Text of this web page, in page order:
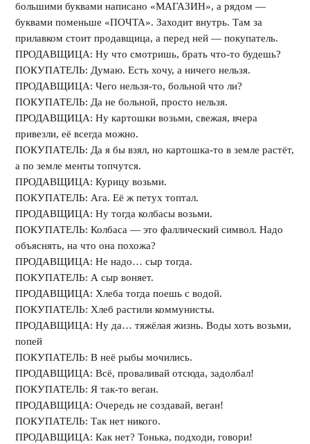
большими буквами написано «МАГАЗИН», а рядом —
буквами поменьше «ПОЧТА». Заходит внутрь. Там за
прилавком стоит продавщица, а перед ней — покупатель.
ПРОДАВЩИЦА: Ну что смотришь, брать что-то будешь?
ПОКУПАТЕЛЬ: Думаю. Есть хочу, а ничего нельзя.
ПРОДАВЩИЦА: Чего нельзя-то, больной что ли?
ПОКУПАТЕЛЬ: Да не больной, просто нельзя.
ПРОДАВЩИЦА: Ну картошки возьми, свежая, вчера
привезли, её всегда можно.
ПОКУПАТЕЛЬ: Да я бы взял, но картошка-то в земле растёт,
а по земле менты топчутся.
ПРОДАВЩИЦА: Курицу возьми.
ПОКУПАТЕЛЬ: Ага. Её ж петух топтал.
ПРОДАВЩИЦА: Ну тогда колбасы возьми.
ПОКУПАТЕЛЬ: Колбаса — это фаллический символ. Надо
объяснять, на что она похожа?
ПРОДАВЩИЦА: Не надо… сыр тогда.
ПОКУПАТЕЛЬ: А сыр воняет.
ПРОДАВЩИЦА: Хлеба тогда поешь с водой.
ПОКУПАТЕЛЬ: Хлеб растили коммунисты.
ПРОДАВЩИЦА: Ну да… тяжёлая жизнь. Воды хоть возьми,
попей
ПОКУПАТЕЛЬ: В неё рыбы мочились.
ПРОДАВЩИЦА: Всё, проваливай отсюда, задолбал!
ПОКУПАТЕЛЬ: Я так-то веган.
ПРОДАВЩИЦА: Очередь не создавай, веган!
ПОКУПАТЕЛЬ: Так нет никого.
ПРОДАВЩИЦА: Как нет? Тонька, подходи, говори!